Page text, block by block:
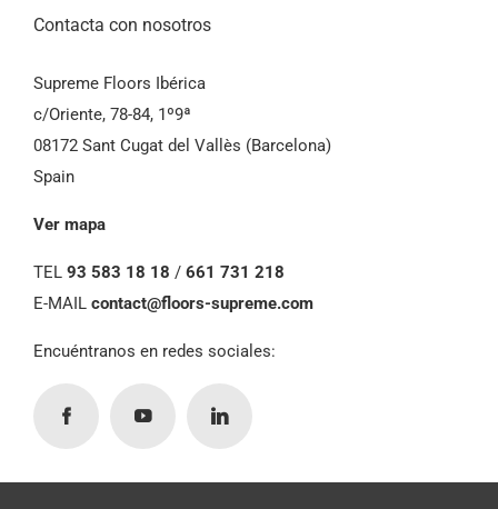
Contacta con nosotros
Supreme Floors Ibérica
c/Oriente, 78-84, 1º9ª
08172 Sant Cugat del Vallès (Barcelona)
Spain
Ver mapa
TEL 93 583 18 18 / 661 731 218
E-MAIL contact@floors-supreme.com
Encuéntranos en redes sociales: